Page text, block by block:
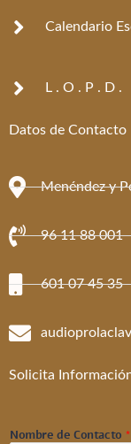
Calendario
L . O . P . D .
Datos de Contacto
Menéndez y
96 11 88 001
601 07 45 35
Solicita
Nombre de Contacto *